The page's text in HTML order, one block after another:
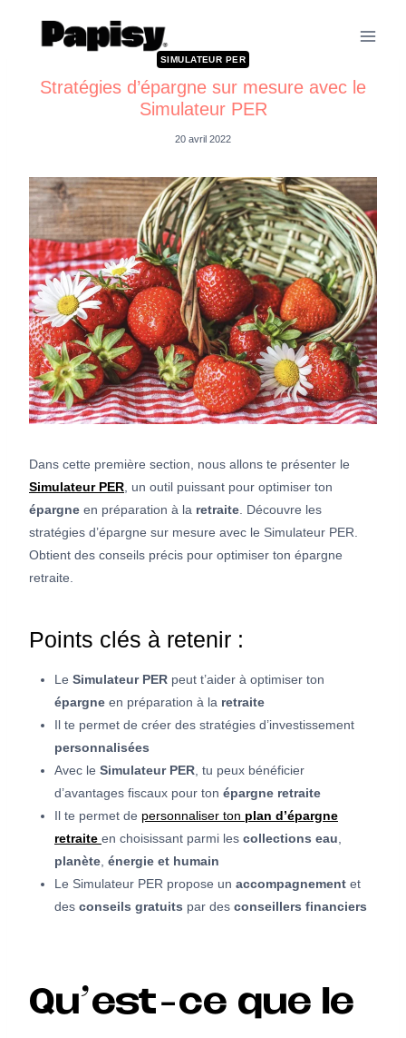
SIMULATEUR PER
Stratégies d’épargne sur mesure avec le
Simulateur PER
20 avril 2022
Dans cette première section, nous allons te présenter le
Simulateur PER , un outil puissant pour optimiser ton
épargne en préparation à la retraite . Découvre les
stratégies d’épargne sur mesure avec le Simulateur PER.
Obtient des conseils précis pour optimiser ton épargne
retraite.
Points clés à retenir :
Le Simulateur PER peut t’aider à optimiser ton
épargne en préparation à la retraite
Il te permet de créer des stratégies d’investissement
personnalisées
Avec le Simulateur PER , tu peux bénéficier
d’avantages fiscaux pour ton épargne retraite
Il te permet de personnaliser ton plan d’épargne
retraite en choisissant parmi les collections eau
planète énergie et humain
Le Simulateur PER propose un accompagnement et
des conseils gratuits par des conseillers financiers
Qu’est-ce que le